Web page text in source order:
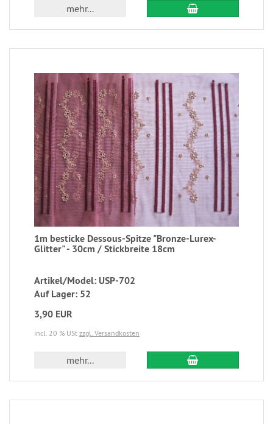
mehr...
1m besticke Dessous-Spitze "Bronze-Lurex-
Glitter" - 30cm / Stickbreite 18cm
Artikel/Model: USP-702
Auf Lager: 52
3,90 EUR
incl. 20 % USt zzgl. Versandkosten
mehr...